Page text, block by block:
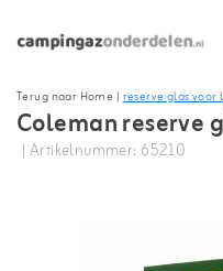
Terug naar Home |reserve glas voor
Coleman reserve
| Artikelnummer: 65210